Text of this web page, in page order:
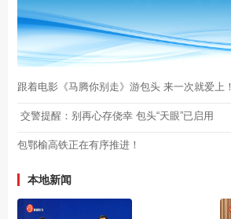
跟着电影《马腾你别走》游包头 来一次就爱上！
交警提醒：别再心存侥幸 包头“天眼”已启用
包鄂榆高铁正在有序推进！
本地新闻